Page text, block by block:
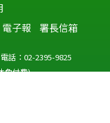
電子報 署長信箱
電話：02-2395-9825
免付費)